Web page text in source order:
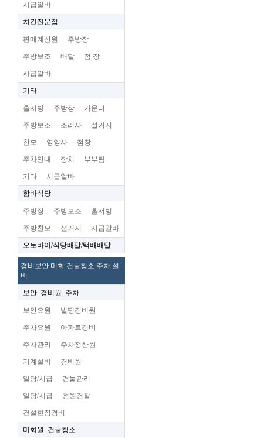
시급알바
치킨전문점
판매계산원 주방장
주방보조 배달 점 장
시급알바
기타
홀서빙 주방장 카운터
주방보조 조리사 설거지
찬모 영양사 점장
주차안내 장치 부부팀
기타 시급알바
함바식당
주방장 주방보조 홀서빙
주방찬모 설거지 시급알바
오토바이/식당배달/택배배달
경비보안.미화.건물청소.주차.설
비
보안. 경비원. 주차
보안요원 빌딩경비원
주차요원 아파트경비
주차관리 주차정산원
기계설비 경비원
일당/시급 건물관리
일당/시급 청원경찰
건설현장경비
미화원. 건물청소